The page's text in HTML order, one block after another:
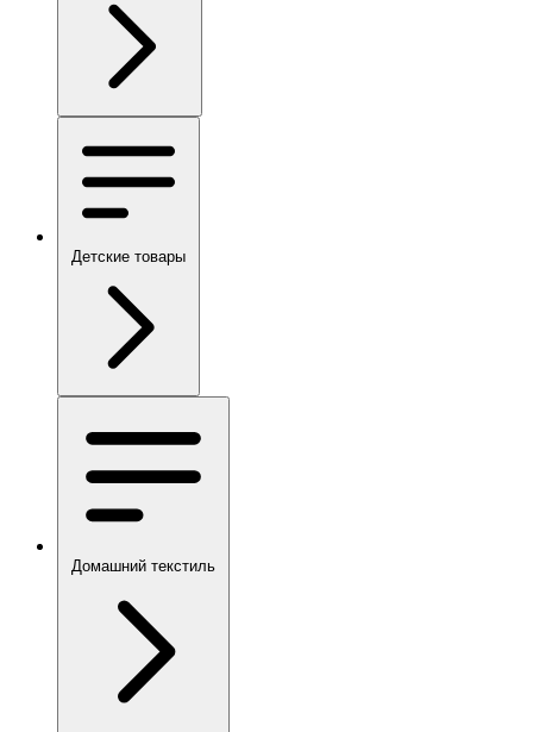
Детские товары
Домашний текстиль